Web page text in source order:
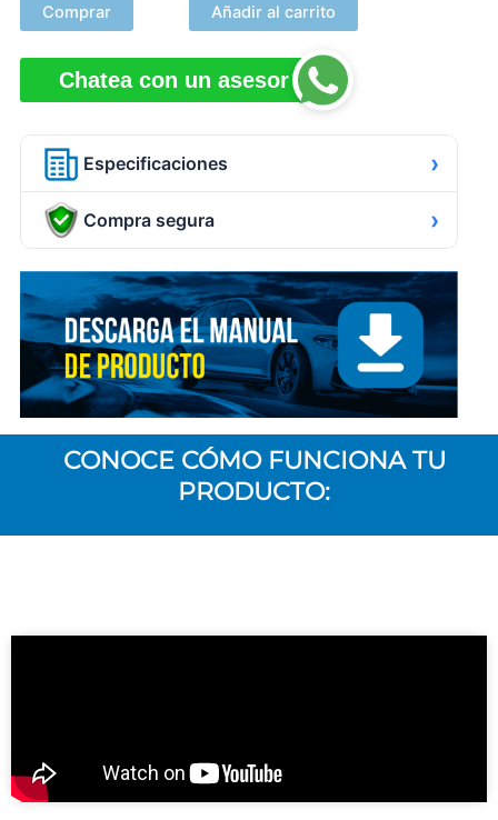
Comprar Añadir al carrito
Chatea con un asesor
Especificaciones ›
Compra segura ›
CONOCE CÓMO FUNCIONA TU
PRODUCTO: